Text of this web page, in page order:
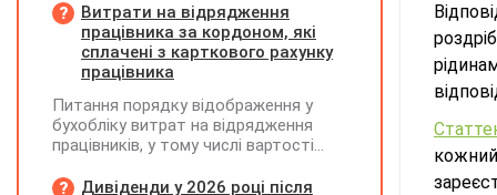
Витрати на відрядження
працівника за кордоном, які
сплачені з карткового рахунку
працівника
Питання порядку відображення у
бухобліку витрат на відрядження
працівників, у тому числі вартості
карткового рахунку працівника та
Дивіденди у 2026 році після